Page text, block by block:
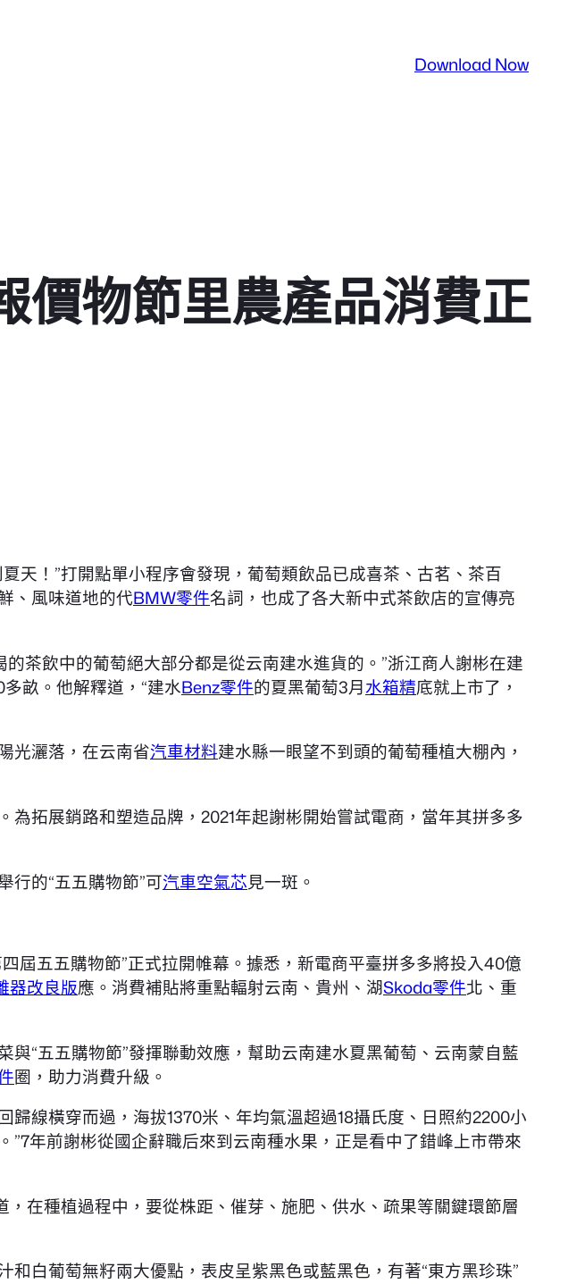
Download Now
價物節里農產品消費正
天！”打開點單小程序會發現，葡萄類飲品已成喜茶、古茗、茶百
、風味道地的代BMW零件名詞，也成了各大新中式茶飲店的宣傳亮
的茶飲中的葡萄絕大部分都是從云南建水進貨的。”浙江商人謝彬在建
多畝。他解釋道，“建水Benz零件的夏黑葡萄3月水箱精底就上市了，
光灑落，在云南省汽車材料建水縣一眼望不到頭的葡萄種植大棚內，
拓展銷路和塑造品牌，2021年起謝彬開始嘗試電商，當年其拼多多
行的“五五購物節”可汽車空氣芯見一斑。
屆五五購物節”正式拉開帷幕。據悉，新電商平臺拼多多將投入40億
器改良版應。消費補貼將重點輻射云南、貴州、湖Skoda零件北、重
“五五購物節”發揮聯動效應，幫助云南建水夏黑葡萄、云南蒙自藍
圈，助力消費升級。
線橫穿而過，海拔1370米、年均氣溫超過18攝氏度、日照約2200小
年前謝彬從國企辭職后來到云南種水果，正是看中了錯峰上市帶來
在種植過程中，要從株距、催芽、施肥、供水、疏果等關鍵環節層
和白葡萄無籽兩大優點，表皮呈紫黑色或藍黑色，有著“東方黑珍珠”